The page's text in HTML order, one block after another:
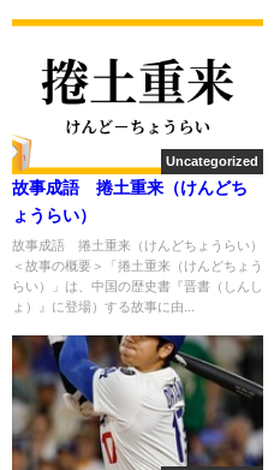
Uncategorized
故事成語 捲土重来（けんどち
ょうらい）
故事成語 捲土重来（けんどちょうらい）
＜故事の概要＞「捲土重来（けんどちょう
らい）」は、中国の歴史書『晋書（しんし
ょ）』に登場）する故事に由...